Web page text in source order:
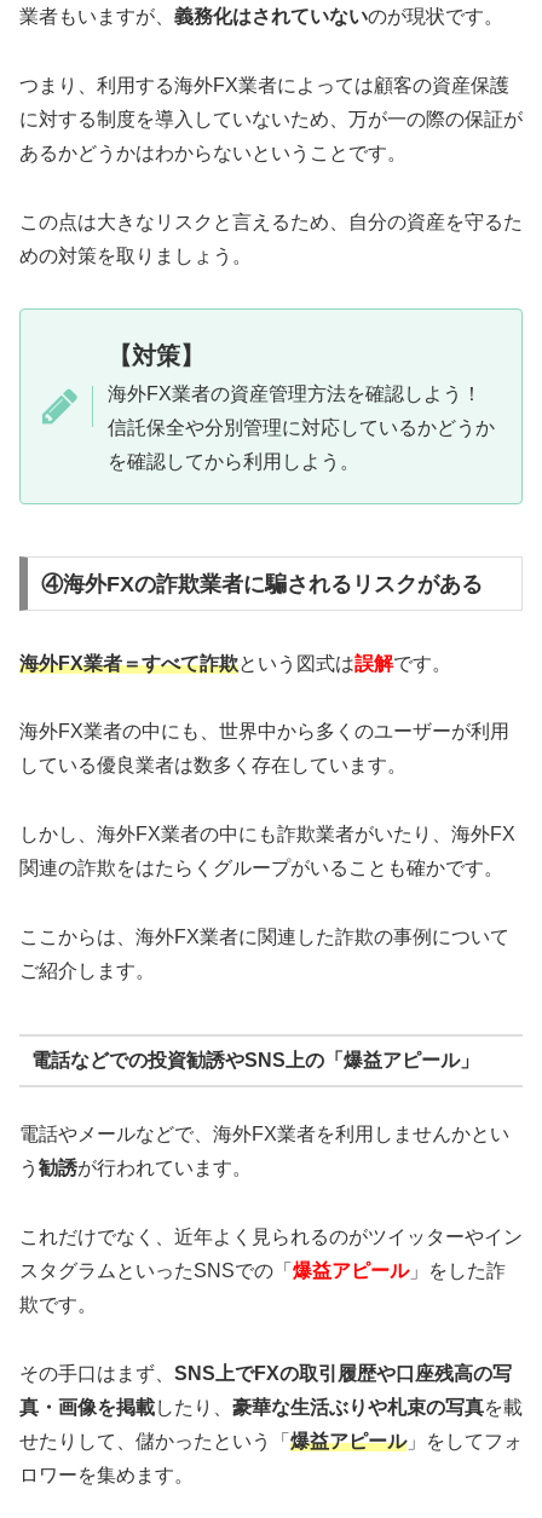
業者もいますが、 義務化はされていないのが現状です。
つまり、利用する海外FX業者によっては顧客の資産保護
に対する制度を導入していないため、万が一の際の保証が
あるかどうかはわからないということです。
この点は大きなリスクと言えるため、自分の資産を守るた
めの対策を取りましょう。
【対策】
海外FX業者の資産管理方法を確認しよう！
信託保全や分別管理に対応しているかどうか
を確認してから利用しよう。
④海外FXの詐欺業者に騙されるリスクがある
海外FX業者＝すべて詐欺という図式は誤解です。
海外FX業者の中にも、世界中から多くのユーザーが利用
している優良業者は数多く存在しています。
しかし、海外FX業者の中にも詐欺業者がいたり、海外FX
関連の詐欺をはたらくグループがいることも確かです。
ここからは、海外FX業者に関連した詐欺の事例について
ご紹介します。
電話などでの投資勧誘やSNS上の「爆益アピール」
電話やメールなどで、海外FX業者を利用しませんかとい
う 勧誘が行われています。
これだけでなく、近年よく見られるのがツイッターやイン
スタグラムといったSNSでの「 爆益アピール」をした詐
欺です。
その手口はまず、 SNS上でFXの取引履歴や口座残高の写
真・画像を掲載したり、 豪華な生活ぶりや札束の写真を載
せたりして、儲かったという「 爆益アピール」をしてフォ
ロワーを集めます。